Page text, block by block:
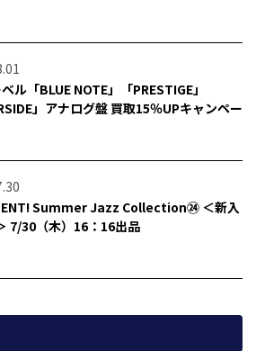
ル「BLUE NOTE」「PRESTIGE」
」アナログ盤 買取15％UPキャンペー
Summer Jazz Collection㉔ ＜新入
7/30（木）16：16出品